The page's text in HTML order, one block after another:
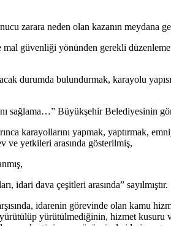
zarara neden olan kazanın meydana
güvenliği yönünden gerekli
durumda bulundurmak, karayolu
sağlama…” Büyükşehir Belediyesinin
karayollarını yapmak, yaptırmak,
ve yetkileri arasında gösterilmiş,
idari dava çeşitleri arasında” sayılmıştır.
idarenin görevinde olan kamu
yürütülmediğinin, hizmet kusuru